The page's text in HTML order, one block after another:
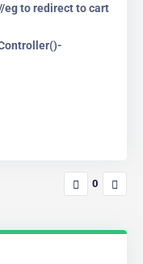
eg to redirect to cart
0